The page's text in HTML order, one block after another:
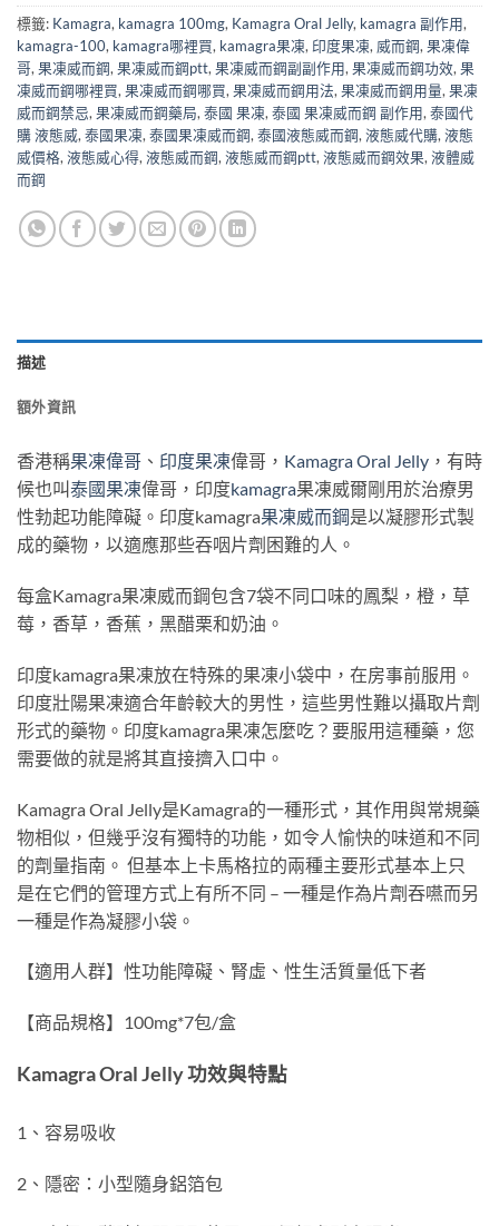
標籤: Kamagra, kamagra 100mg, Kamagra Oral Jelly, kamagra 副作用,
kamagra-100, kamagra哪裡買, kamagra果凍, 印度果凍, 威而鋼, 果凍偉
哥, 果凍威而鋼, 果凍威而鋼ptt, 果凍威而鋼副副作用, 果凍威而鋼功效, 果
凍威而鋼哪裡買, 果凍威而鋼哪買, 果凍威而鋼用法, 果凍威而鋼用量, 果凍
威而鋼禁忌, 果凍威而鋼藥局, 泰國 果凍, 泰國 果凍威而鋼 副作用, 泰國代
購 液態威, 泰國果凍, 泰國果凍威而鋼, 泰國液態威而鋼, 液態威代購, 液態
威價格, 液態威心得, 液態威而鋼, 液態威而鋼ptt, 液態威而鋼效果, 液體威
而鋼
描述
額外資訊
香港稱果凍偉哥 、 印度果凍偉哥， Kamagra Oral Jelly ，有時
候也叫泰國果凍偉哥，印度kamagra果凍威爾剛用於治療男
性勃起功能障礙。印度kamagra果凍威而鋼是以凝膠形式製
成的藥物，以適應那些吞咽片劑困難的人。
每盒Kamagra果凍威而鋼包含7袋不同口味的鳳梨，橙，草
莓，香草，香蕉，黑醋栗和奶油。
印度kamagra果凍放在特殊的果凍小袋中，在房事前服用。
印度壯陽果凍適合年齡較大的男性，這些男性難以攝取片劑
形式的藥物。印度kamagra果凍怎麼吃？要服用這種藥，您
需要做的就是將其直接擠入口中。
Kamagra Oral Jelly是Kamagra的一種形式，其作用與常規藥
物相似，但幾乎沒有獨特的功能，如令人愉快的味道和不同
的劑量指南。 但基本上卡馬格拉的兩種主要形式基本上只
是在它們的管理方式上有所不同 – 一種是作為片劑吞嚥而另
一種是作為凝膠小袋。
【適用人群】性功能障礙、腎虛、性生活質量低下者
【商品規格】100mg*7包/盒
Kamagra Oral Jelly 功效與特點
1、容易吸收
2、隱密：小型隨身鋁箔包